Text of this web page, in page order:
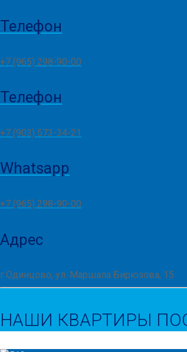
Телефон
+7 (965) 298-90-00
Телефон
+7 (903) 573-34-21
Whatsapp
+7 (965) 298-90-00
Адрес
г.Одинцово, ул. Маршала Бирюзова, 15
НАШИ КВАРТИРЫ